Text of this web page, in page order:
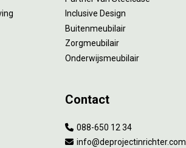
Inclusive Design
Buitenmeubilair
Zorgmeubilair
Onderwijsmeubilair
Contact
088-650 12 34
info@deprojectinrichter.com